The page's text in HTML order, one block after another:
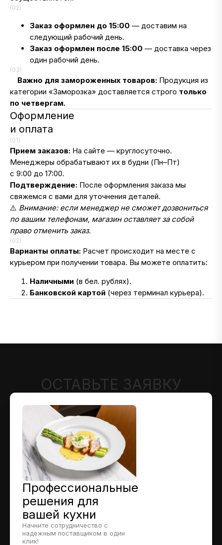
(02)
Заказ оформлен до 15:00 — доставим на
следующий рабочий день.
Заказ оформлен после 15:00 — доставка через
один рабочий день.
(03)
Важно для замороженных товаров: Продукция из
категории «Заморозка» доставляется строго только
по четвергам.
Оформление
и оплата
(01)
Прием заказов: На сайте — круглосуточно.
Менеджеры обрабатывают их в будни (Пн–Пт)
с 9:00 до 17:00.
Подтверждение: После оформления заказа мы
свяжемся с вами для уточнения деталей.
⚠️ Внимание: если менеджер не сможет дозвониться
по вашим телефонам, магазин оставляет за собой
право отменить заказ.
(02)
Варианты оплаты: Расчет происходит на месте с
курьером при получении товара. Вы можете оплатить:
Наличными (в бел. рублях).
Банковской картой (через терминал курьера).
ОСТАВЬТЕ ЗАЯВКУ
Профессиональные
решения для
вашей кухни
Начните сотрудничество с
надежным поставщиком в один
клик!